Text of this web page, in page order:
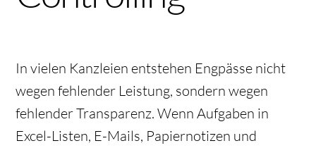
In vielen Kanzleien entstehen Engpässe nicht
wegen fehlender Leistung, sondern wegen
fehlender Transparenz. Wenn Aufgaben in
Excel-Listen, E-Mails, Papiernotizen und